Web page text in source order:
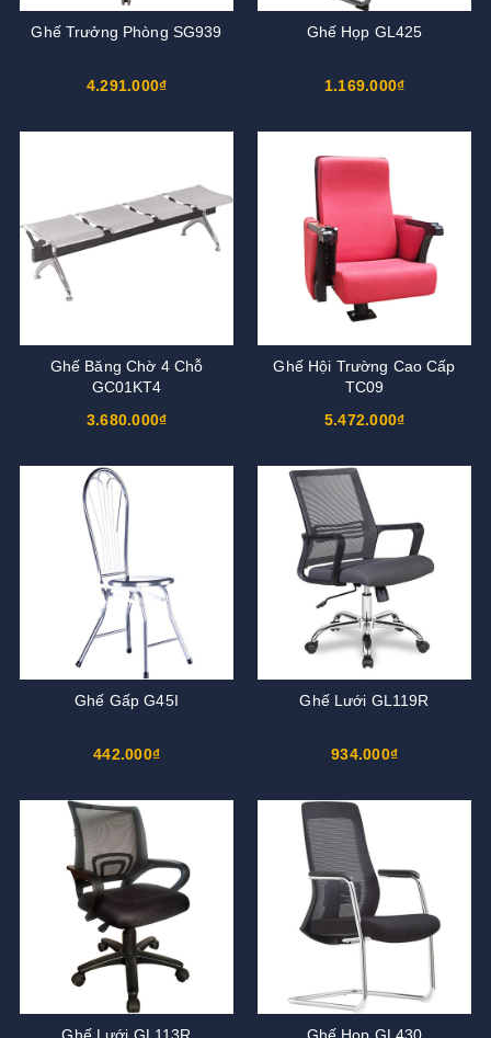
Ghế Trưởng Phòng SG939
4.291.000₫
Ghế Họp GL425
1.169.000₫
Ghế Băng Chờ 4 Chỗ
GC01KT4
3.680.000₫
Ghế Hội Trường Cao Cấp
TC09
5.472.000₫
Ghế Gấp G45I
442.000₫
Ghế Lưới GL119R
934.000₫
Ghế Lưới GL113R Ghế Họp GL430